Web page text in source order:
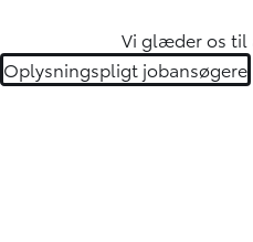
Vi glæder os til
Oplysningspligt jobansøgere